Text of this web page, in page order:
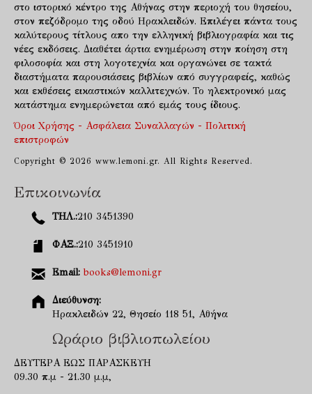
στο ιστορικό κέντρο της Αθήνας στην περιοχή του θησείου,
στον πεζόδρομο της οδού Ηρακλειδών. Επιλέγει πάντα τους
καλύτερους τίτλους απο την ελληνική βιβλιογραφία και τις
νέες εκδόσεις. Διαθέτει άρτια ενημέρωση στην ποίηση στη
φιλοσοφία και στη λογοτεχνία και οργανώνει σε τακτά
διαστήματα παρουσιάσεις βιβλίων από συγγραφείς, καθώς
και εκθέσεις εικαστικών καλλιτεχνών. Το ηλεκτρονικό μας
κατάστημα ενημερώνεται από εμάς τους ίδιους.
Όροι Χρήσης - Ασφάλεια Συναλλαγών - Πολιτική
επιστροφών
Copyright © 2026 www.lemoni.gr. All Rights Reserved.
Επικοινωνία
ΤΗΛ.:210 3451390
ΦΑΞ.:210 3451910
Email: books@lemoni.gr
Διεύθυνση:
Ηρακλειδών 22, Θησείο 118 51, Αθήνα
Ωράριο βιβλιοπωλείου
ΔΕΥΤΕΡΑ ΕΩΣ ΠΑΡΑΣΚΕΥΗ
09.30 π.μ - 21.30 μ.μ,